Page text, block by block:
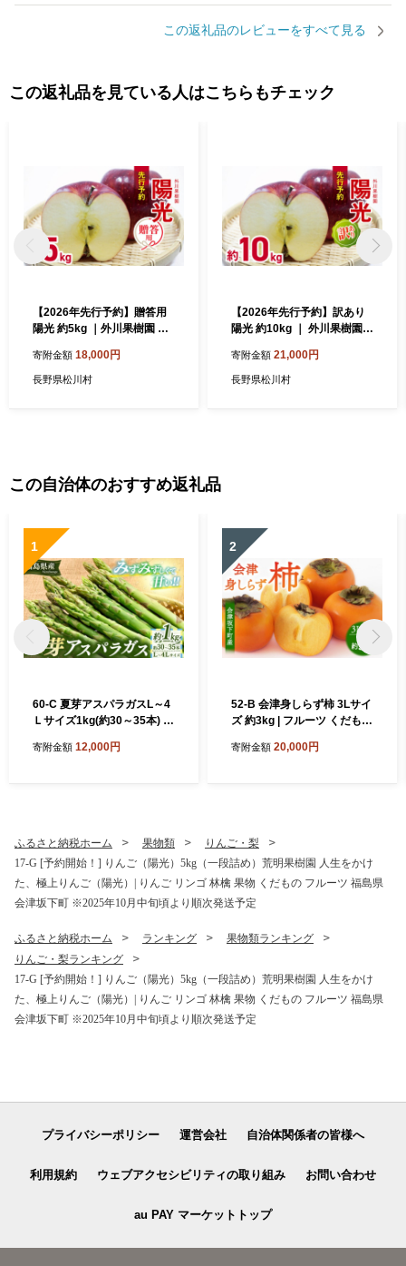
この返礼品のレビューをすべて見る
この返礼品を見ている人はこちらもチェック
【2026年先行予約】贈答用
陽光 約5kg ｜外川果樹園 リ
ツ 果実 果汁 陽光 ようこう
ギフト 贈答用 長野県 松川村
寄附金額 18,000円
長野県松川村
【2026年先行予約】訳あり
陽光 約10kg ｜ 外川果樹園
ーツ 果実 果汁 陽光 ようこう
わけあり 訳アリ 長野県 松川
寄附金額 21,000円
長野県松川村
この自治体のおすすめ返礼品
1
60-C 夏芽アスパラガスL～4
Ｌサイズ1kg(約30～35本) ※
寄附金額 12,000円
2
52-B 会津身しらず柿 3Lサイ
ズ 約3kg | フルーツ くだもの
福島県 会津坂下町 ※2026年
寄附金額 20,000円
ふるさと納税ホーム 果物類
りんご・梨
17-G [予約開始！] りんご（陽光）5kg（一段詰め）荒明果樹園 人生をかけ
た、極上りんご（陽光）| りんご リンゴ 林檎 果物 くだもの フルーツ 福島県
会津坂下町 ※2025年10月中旬頃より順次発送予定
ふるさと納税ホーム ランキング
果物類ランキング
りんご・梨ランキング
17-G [予約開始！] りんご（陽光）5kg（一段詰め）荒明果樹園 人生をかけ
た、極上りんご（陽光）| りんご リンゴ 林檎 果物 くだもの フルーツ 福島県
会津坂下町 ※2025年10月中旬頃より順次発送予定
プライバシーポリシー 運営会社 自治体関係者の皆様へ
利用規約 ウェブアクセシビリティの取り組み お問い合わせ
au PAY マーケットトップ